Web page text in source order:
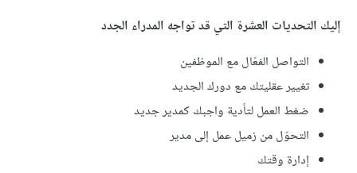
إليك التحديات العشرة التي قد تواجه المدراء الجدد
التواصل الفعّال مع الموظفين
تغيير عقليتك مع دورك الجديد
ضغط العمل لتأدية واجبك كمدير جديد
التحوّل من زميل عمل إلى مدير
إدارة وقتك